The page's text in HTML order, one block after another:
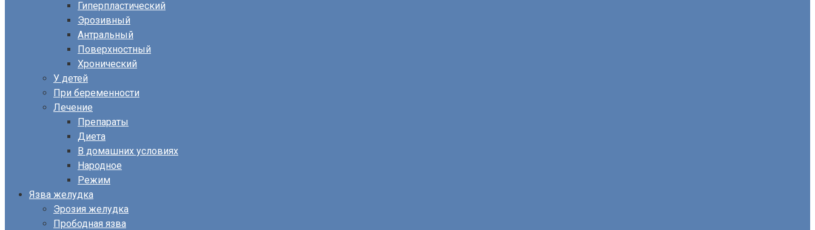
Гиперпластический
Эрозивный
Антральный
Поверхностный
Хронический
У детей
При беременности
Лечение
Препараты
Диета
В домашних условиях
Народное
Режим
Язва желудка
Эрозия желудка
Прободная язва